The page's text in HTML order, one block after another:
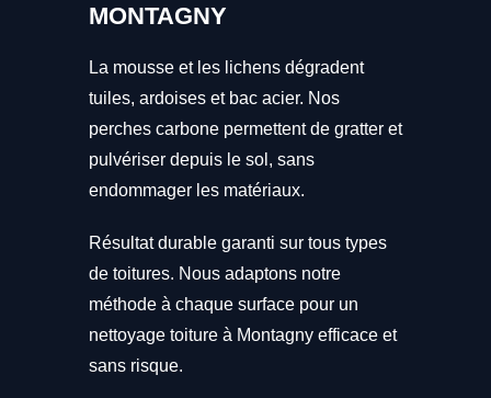
MONTAGNY
La mousse et les lichens dégradent
tuiles, ardoises et bac acier. Nos
perches carbone permettent de gratter et
pulvériser depuis le sol, sans
endommager les matériaux.
Résultat durable garanti sur tous types
de toitures. Nous adaptons notre
méthode à chaque surface pour un
nettoyage toiture à Montagny efficace et
sans risque.